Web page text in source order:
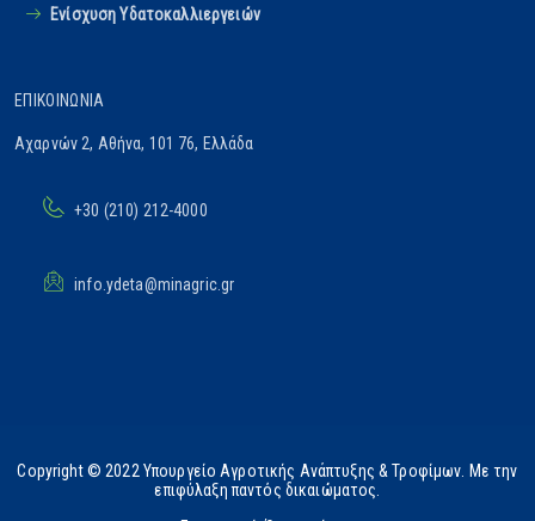
Ενίσχυση Υδατοκαλλιεργειών
ΕΠΙΚΟΙΝΩΝΊΑ
Αχαρνών 2, Αθήνα, 101 76, Ελλάδα
+30 (210) 212-4000
info.ydeta@minagric.gr
Copyright © 2022 Υπουργείο Αγροτικής Ανάπτυξης & Τροφίμων. Με την
επιφύλαξη παντός δικαιώματος.